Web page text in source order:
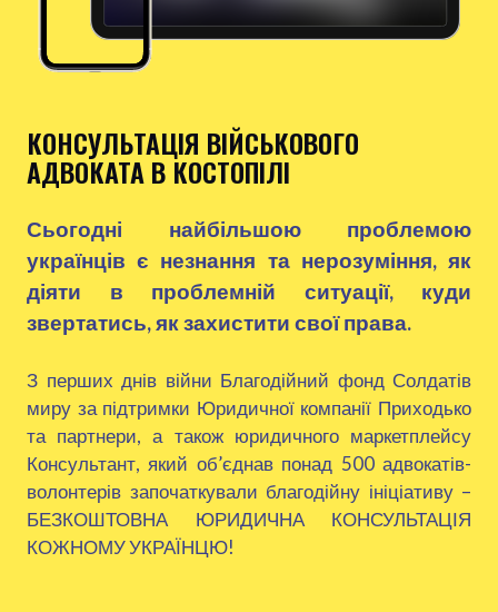
КОНСУЛЬТАЦІЯ ВІЙСЬКОВОГО
АДВОКАТА В КОСТОПІЛІ
Сьогодні найбільшою проблемою
українців є незнання та нерозуміння, як
діяти в проблемній ситуації, куди
звертатись, як захистити свої права.
З перших днів війни Благодійний фонд Солдатів
миру за підтримки Юридичної компанії Приходько
та партнери, а також юридичного маркетплейсу
Консультант, який об’єднав понад 500 адвокатів-
волонтерів започаткували благодійну ініціативу –
БЕЗКОШТОВНА ЮРИДИЧНА КОНСУЛЬТАЦІЯ
КОЖНОМУ УКРАЇНЦЮ!